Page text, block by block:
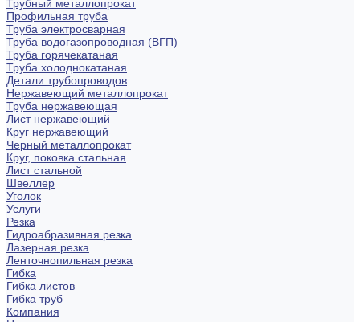
Трубный металлопрокат
Профильная труба
Труба электросварная
Труба водогазопроводная (ВГП)
Труба горячекатаная
Труба холоднокатаная
Детали трубопроводов
Нержавеющий металлопрокат
Труба нержавеющая
Лист нержавеющий
Круг нержавеющий
Черный металлопрокат
Круг, поковка стальная
Лист стальной
Швеллер
Уголок
Услуги
Резка
Гидроабразивная резка
Лазерная резка
Ленточнопильная резка
Гибка
Гибка листов
Гибка труб
Компания